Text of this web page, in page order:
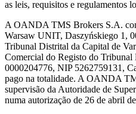
as leis, requisitos e regulamentos
A OANDA TMS Brokers S.A.
Warsaw UNIT, Daszyńskiego 1,
Tribunal Distrital da Capital de
Comercial do Registo do
0000204776, NIP 5262759131,
pago na totalidade. A OANDA
supervisão da Autoridade de
numa autorização de 26 de abril